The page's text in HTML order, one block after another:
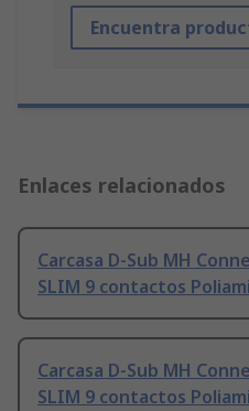
Encuentra
Enlaces relacionados
Carcasa D-Sub MH
SLIM 9 contactos
Carcasa D-Sub MH
SLIM 9 contactos